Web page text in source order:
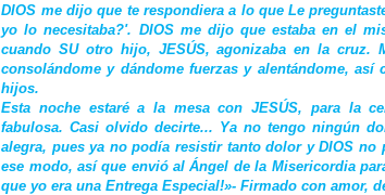
DIOS me dijo que te respondiera a lo que Le
yo lo necesitaba?'. DIOS me dijo que estaba en el
cuando SU otro hijo, JESÚS, agonizaba en la cruz.
consolándome y dándome fuerzas y alentándome, así
hijos.
Esta noche estaré a la mesa con JESÚS, para la
fabulosa. Casi olvido decirte... Ya no tengo ningún
alegra, pues ya no podía resistir tanto dolor y DIOS
ese modo, así que envió al Ángel dela Misericordia
que yo era una Entrega Especial!»- Firmado con amor,